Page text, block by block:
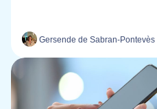
Gersende de Sabran-Pontevès